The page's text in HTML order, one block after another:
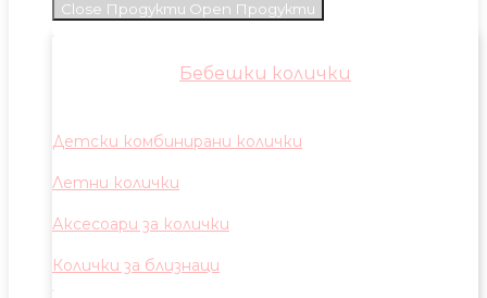
Close Продукти Open Продукти
Бебешки колички
Детски комбинирани колички
Летни колички
Аксесоари за колички
Колички за близнаци